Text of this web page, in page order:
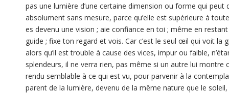
pas une lumière d’une certaine dimension ou forme qui
absolument sans mesure, parce qu’elle est supérieure à
es devenu une vision ; aie confiance en toi ; même en
guide ; fixe ton regard et vois. Car c’est le seul œil qui voit la
alors qu’il est trouble à cause des vices, impur ou faible,
splendeurs, il ne verra rien, pas même si un autre lui
rendu semblable à ce qui est vu, pour parvenir à la
parent de la lumière, devenu de la même nature que le